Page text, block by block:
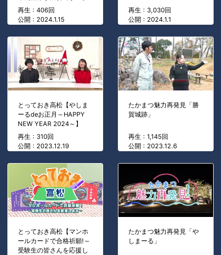
再生 : 406回
公開 : 2024.1.15
再生 : 3,030回
公開 : 2024.1.1
とっておき高松【やしま
ーるdeお正月～HAPPY
NEW YEAR 2024～】
再生 : 310回
公開 : 2023.12.19
たかまつ魅力再発見「勝
賀城跡」
再生 : 1,145回
公開 : 2023.12.6
とっておき高松【マンホ
ールカードで合格祈願!～
受験生の皆さんを応援し
たかまつ魅力再発見「や
しまーる」